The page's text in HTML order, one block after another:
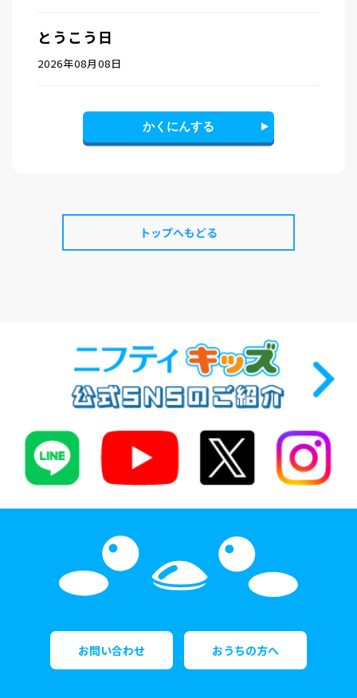
とうこう日
2026年08月08日
かくにんする
トップへもどる
お問い合わせ おうちの方へ